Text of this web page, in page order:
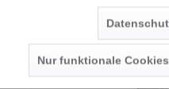
Nur funktionale